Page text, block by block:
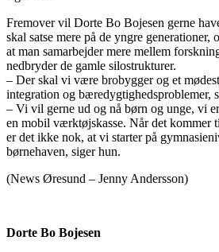
Fremover vil Dorte Bo Bojesen gerne
skal satse mere på de yngre generationer,
at man samarbejder mere mellem
nedbryder de gamle silostrukturer.
– Der skal vi være brobygger og et
integration og bæredygtighedsproblemer,
– Vi vil gerne ud og nå børn og unge, vi
en mobil værktøjskasse. Når det kommer
er det ikke nok, at vi starter på
børnehaven, siger hun.
(News Øresund – Jenny Andersson)
Dorte Bo Bojesen